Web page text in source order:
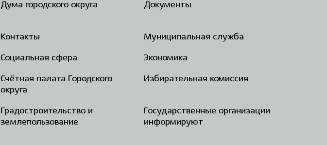
Дума городского округа Документы
Контакты Муниципальная служба
Социальная сфера Экономика
Счётная палата Городского
округа
Избирательная комиссия
Градостроительство и
землепользование
Государственные организации
информируют